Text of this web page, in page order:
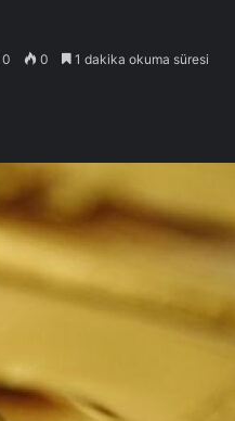
0 0 1 dakika okuma süresi